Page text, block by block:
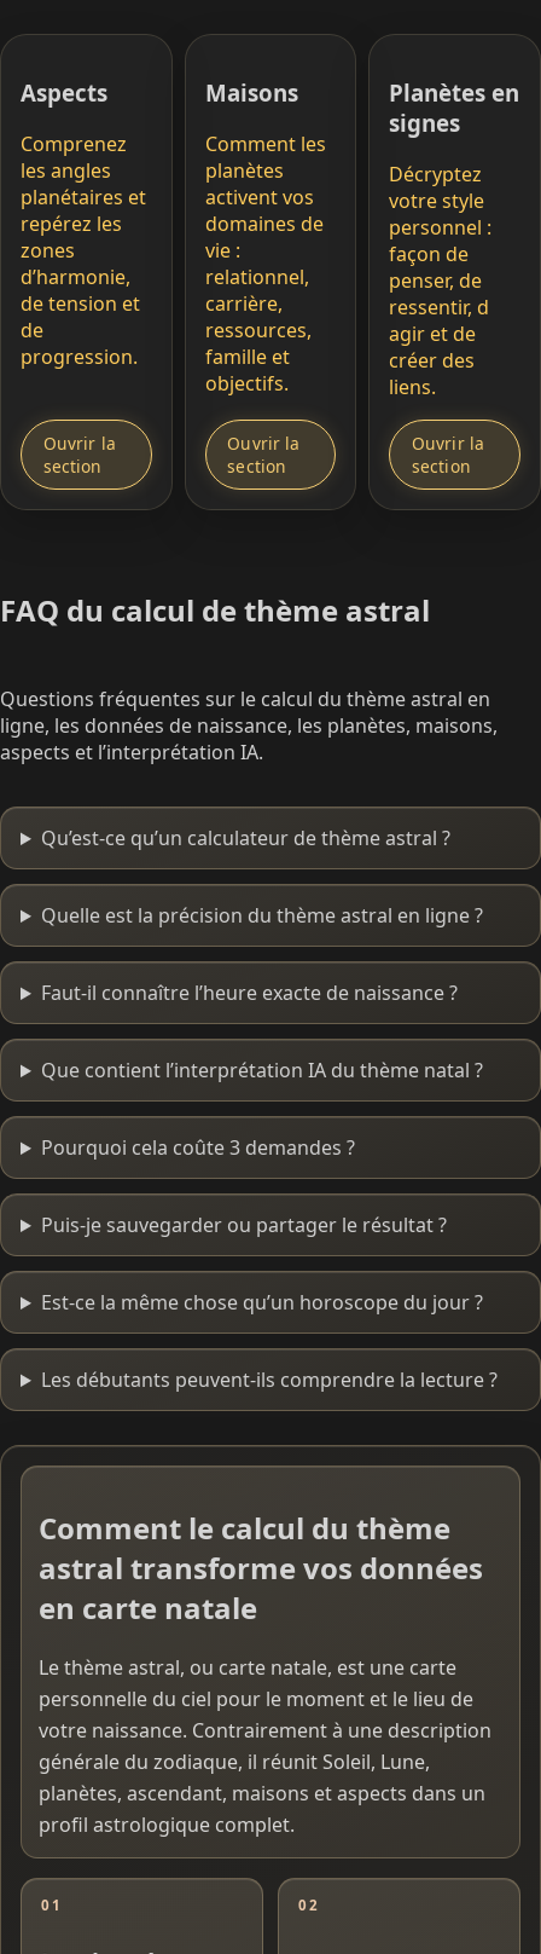
Aspects
Comprenez
les angles
planétaires et
repérez les
zones
d’harmonie,
de tension et
de
progression.
Ouvrir la
section
Maisons
Comment les
planètes
activent vos
domaines de
vie :
relationnel,
carrière,
ressources,
famille et
objectifs.
Ouvrir la
section
Planètes en
signes
Décryptez
votre style
personnel :
façon de
penser, de
ressentir, d
agir et de
créer des
liens.
Ouvrir la
section
FAQ du calcul de thème astral
Questions fréquentes sur le calcul du thème astral en
ligne, les données de naissance, les planètes, maisons,
aspects et l’interprétation IA.
Qu’est-ce qu’un calculateur de thème astral ?
Quelle est la précision du thème astral en ligne ?
Faut-il connaître l’heure exacte de naissance ?
Que contient l’interprétation IA du thème natal ?
Pourquoi cela coûte 3 demandes ?
Puis-je sauvegarder ou partager le résultat ?
Est-ce la même chose qu’un horoscope du jour ?
Les débutants peuvent-ils comprendre la lecture ?
Comment le calcul du thème
astral transforme vos données
en carte natale
Le thème astral, ou carte natale, est une carte
personnelle du ciel pour le moment et le lieu de
votre naissance. Contrairement à une description
générale du zodiaque, il réunit Soleil, Lune,
planètes, ascendant, maisons et aspects dans un
profil astrologique complet.
01 02